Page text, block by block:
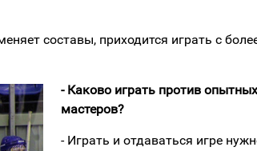
составы, приходится играть с
- Каково играть против
мастеров?
- Играть и отдаваться игре